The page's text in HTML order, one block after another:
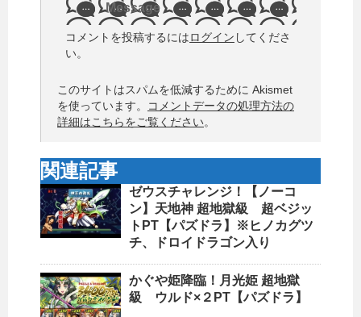
Message
コメントを投稿するにはログイン してくださ
い。
このサイトはスパムを低減するために Akismet
を使っています。
コメントデータの処理方法の
詳細はこちらをご覧ください。
関連記事
ゼウスチャレンジ！【ノーコ
ン】天地神 超地獄級 超ベジッ
トPT【パズドラ】※ヒノカグツ
チ、ドロイドラゴン入り
かぐや姫降臨！月光姫 超地獄
級 ウルド×２PT【パズドラ】